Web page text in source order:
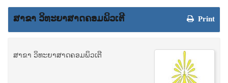
Print
ສາຂາ ວິທະຍາສາດຄອມພິວເຕີ
ສາຂາ ວິທະຍາສາດຄອມພິວເຕີ